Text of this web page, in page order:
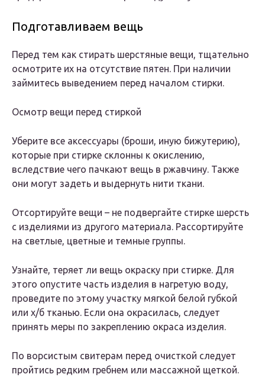
Подготавливаем вещь
Перед тем как стирать шерстяные вещи, тщательно
осмотрите их на отсутствие пятен. При наличии
займитесь выведением перед началом стирки.
Осмотр вещи перед стиркой
Уберите все аксессуары (броши, иную бижутерию),
которые при стирке склонны к окислению,
вследствие чего пачкают вещь в ржавчину. Также
они могут задеть и выдернуть нити ткани.
Отсортируйте вещи – не подвергайте стирке шерсть
с изделиями из другого материала. Рассортируйте
на светлые, цветные и темные группы.
Узнайте, теряет ли вещь окраску при стирке. Для
этого опустите часть изделия в нагретую воду,
проведите по этому участку мягкой белой губкой
или х/б тканью. Если она окрасилась, следует
принять меры по закреплению окраса изделия.
По ворсистым свитерам перед очисткой следует
пройтись редким гребнем или массажной щеткой.